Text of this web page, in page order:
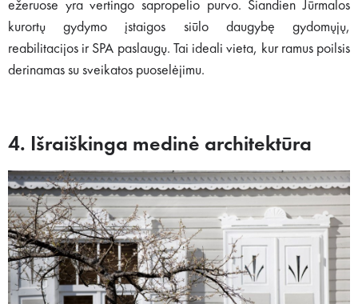
ežeruose yra vertingo sapropelio purvo. Šiandien Jūrmalos
kurortų gydymo įstaigos siūlo daugybę gydomųjų,
reabilitacijos ir SPA paslaugų. Tai ideali vieta, kur ramus poilsis
derinamas su sveikatos puoselėjimu.
4. Išraiškinga medinė architektūra